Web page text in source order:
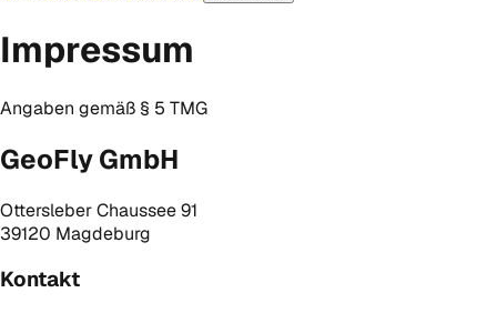
Impressum
Angaben gemäß § 5 TMG
GeoFly GmbH
Ottersleber Chaussee 91
39120 Magdeburg
Kontakt